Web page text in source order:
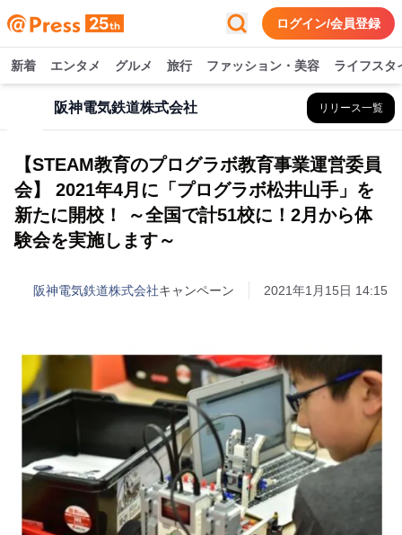
ログイン/会員登録
新着 エンタメ グルメ 旅行 ファッション・美容 ライフスタ
阪神電気鉄道株式会社 リリース一覧
【STEAM教育のプログラボ教育事業運営委員
会】 2021年4月に「プログラボ松井山手」を
新たに開校！ ～全国で計51校に！2月から体
験会を実施します～
阪神電気鉄道株式会社キャンペーン 2021年1月15日 14:15